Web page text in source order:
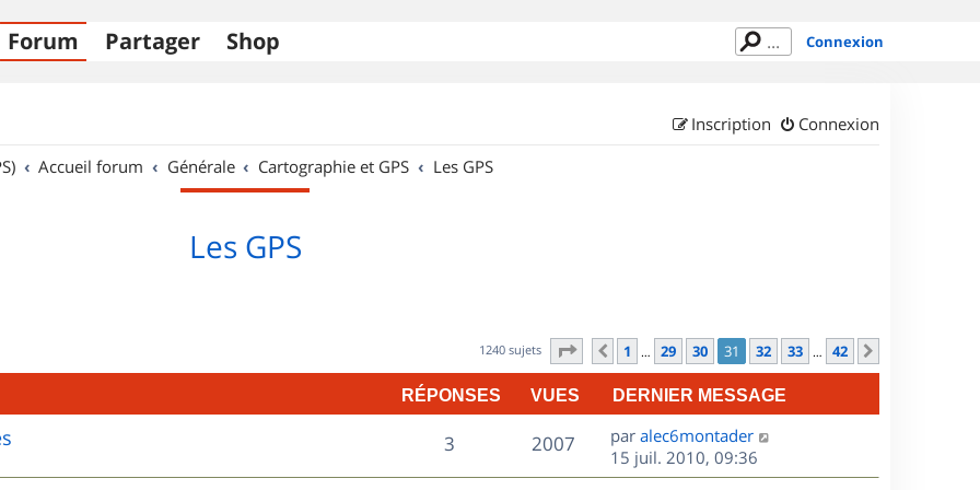
Forum Partager Shop Connexion
Connexion
Inscription
Accueil forum Générale Cartographie et GPS Les GPS
Les GPS
1240 sujets Page 31 sur 42
Précédent
1 … 29 30 31 32 33 … 42
RÉPONSES VUES DERNIER MESSAGE
3R
é
2007V
u
D
e
r
par alec6montader
15 juil. 2010, 09:36